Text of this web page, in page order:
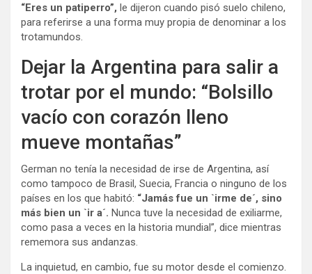
“Eres un patiperro”, le dijeron cuando pisó suelo chileno,
para referirse a una forma muy propia de denominar a los
trotamundos.
Dejar la Argentina para salir a
trotar por el mundo: “Bolsillo
vacío con corazón lleno
mueve montañas”
German no tenía la necesidad de irse de Argentina, así
como tampoco de Brasil, Suecia, Francia o ninguno de los
países en los que habitó: “Jamás fue un `irme de´, sino
más bien un `ir a´. Nunca tuve la necesidad de exiliarme,
como pasa a veces en la historia mundial”, dice mientras
rememora sus andanzas.
La inquietud, en cambio, fue su motor desde el comienzo.